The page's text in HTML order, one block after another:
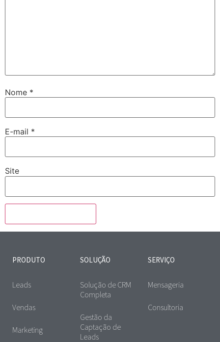
Nome *
E-mail *
Site
PRODUTO
Leads
Vendas
Marketing
SOLUÇÃO
Solução de CRM
Completa
Gestão da
Captação de
Leads
SERVIÇO
Mensageria
Consultoria